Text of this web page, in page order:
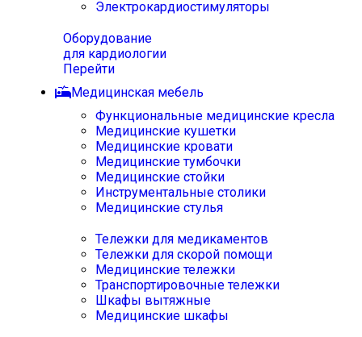
Электрокардиостимуляторы
Оборудование
для кардиологии
Перейти
Медицинская мебель
Функциональные медицинские кресла
Медицинские кушетки
Медицинские кровати
Медицинские тумбочки
Медицинские стойки
Инструментальные столики
Медицинские стулья
Тележки для медикаментов
Тележки для скорой помощи
Медицинские тележки
Транспортировочные тележки
Шкафы вытяжные
Медицинские шкафы